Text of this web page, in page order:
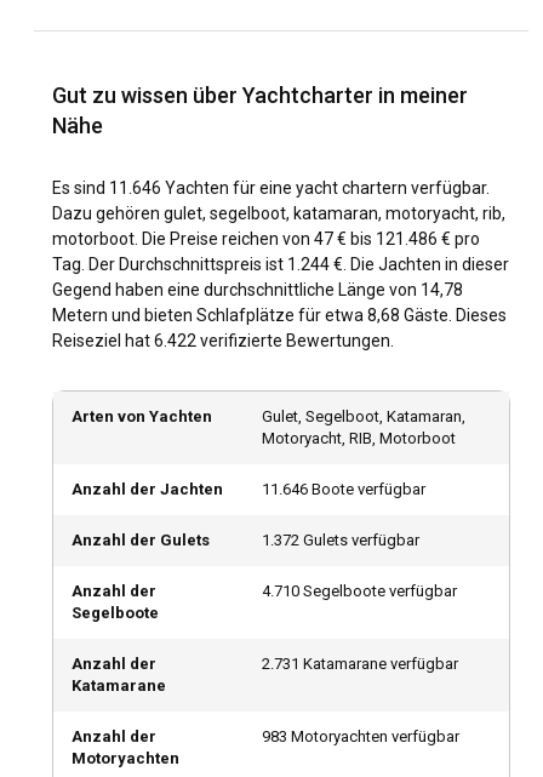
Der Reiz des Yachtcharters hat Reisende auf der ganzen
Griechenland, Kroatien und Italien versprechen azurblaues
Meer und ein reiches Erbe, während karibische Idyllen wie
die Britischen Jungferninseln und Saint Martin mit
unberührten Stränden und lebhaften Riffen aufwarten.
Etwas weiter entfernt liegen die exotischen südpazifischen
Paradiese Tahiti und Fidschi, postkartenreife Abfolgen von
smaragdgrünen Inseln inmitten saphirblauer Meere,
Bahamas perfekte Einstiegsmöglichkeiten für Anfänger
bieten, um eine Yacht zu chartern. Diese Charteryachten
erweitern Ihren Horizont und entführen Sie auf eine Reise
Wann ist die beste Zeit, um eine Yacht zu chartern?
Ihr Erlebnis beim Mieten eines Bootes kann je nach
Jahreszeit sehr unterschiedlich sein. In den milden
und bietet perfekte Bedingungen zum Segeln, während die
Karibik im Winter vorzuziehen ist. Wenn Sie jedoch auf der
können die Nebensaisonen Frühling und Herbst ebenso
reizvolle Erlebnisse bieten.
Gut zu wissen über Yachtcharter in meiner
Nähe
Es sind 11.646 Yachten für eine yacht chartern verfügbar.
Dazu gehören gulet, segelboot, katamaran, motoryacht, rib,
motorboot. Die Preise reichen von 47 € bis 121.486 € pro
Tag. Der Durchschnittspreis ist 1.244 €. Die Jachten in dieser
Gegend haben eine durchschnittliche Länge von 14,78
Metern und bieten Schlafplätze für etwa 8,68 Gäste. Dieses
Reiseziel hat 6.422 verifizierte Bewertungen.
Arten von Yachten
Gulet, Segelboot, Katamaran,
Motoryacht, RIB, Motorboot
Anzahl der Jachten 11.646 Boote verfügbar
Anzahl der Gulets 1.372 Gulets verfügbar
Anzahl der
Segelboote
4.710 Segelboote verfügbar
Anzahl der
Katamarane
2.731 Katamarane verfügbar
Anzahl der
Motoryachten
983 Motoryachten verfügbar